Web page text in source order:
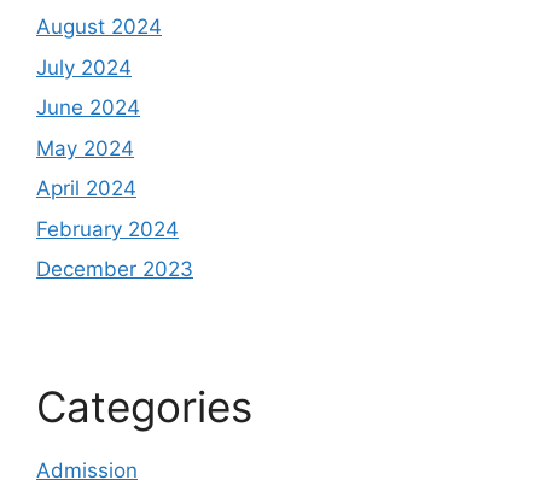
August 2024
July 2024
June 2024
May 2024
April 2024
February 2024
December 2023
Categories
Admission